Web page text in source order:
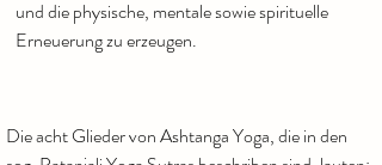
und die physische, mentale sowie spirituelle
Erneuerung zu erzeugen.
Die acht Glieder von Ashtanga Yoga, die in den